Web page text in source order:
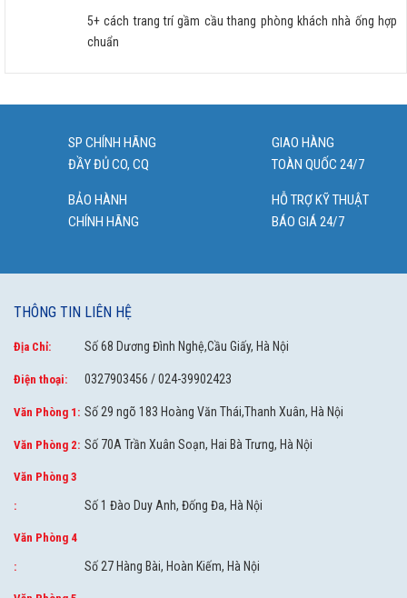
5+ cách trang trí gầm cầu thang phòng khách nhà ống hợp
chuẩn
SP CHÍNH HÃNG
ĐẦY ĐỦ CO, CQ
GIAO HÀNG
TOÀN QUỐC 24/7
BẢO HÀNH
CHÍNH HÃNG
HỖ TRỢ KỸ THUẬT
BÁO GIÁ 24/7
THÔNG TIN LIÊN HỆ
Địa Chỉ: Số 68 Dương Đình Nghệ,Cầu Giấy, Hà Nội
Điện thoại: 0327903456 / 024-39902423
Văn Phòng 1: Số 29 ngõ 183 Hoàng Văn Thái,Thanh Xuân, Hà Nội
Văn Phòng 2: Số 70A Trần Xuân Soạn, Hai Bà Trưng, Hà Nội
Văn Phòng 3
: Số 1 Đào Duy Anh, Đống Đa, Hà Nội
Văn Phòng 4
: Số 27 Hàng Bài, Hoàn Kiếm, Hà Nội